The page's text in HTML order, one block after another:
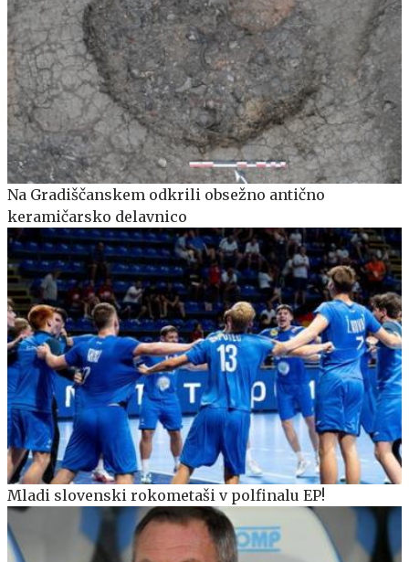
Na Gradiščanskem odkrili obsežno antično
keramičarsko delavnico
Mladi slovenski rokometaši v polfinalu EP!